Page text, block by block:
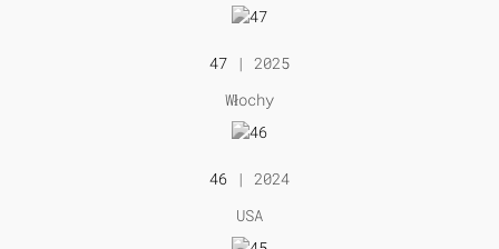
47 | 2025
Włochy
46 | 2024
USA